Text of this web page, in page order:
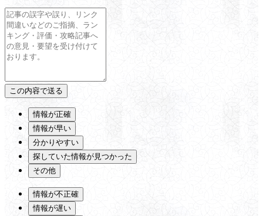
情報が正確
情報が早い
分かりやすい
探していた情報が見つかった
その他
情報が不正確
情報が遅い